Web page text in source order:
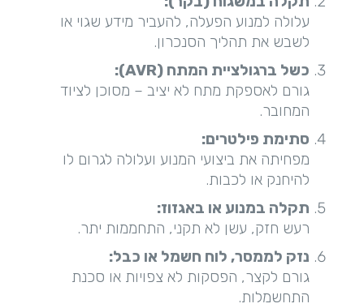
עלולה למנוע הפעלה, להעביר מידע שגוי או
לשבש את תהליך הסנכרון.
כשל ברגולציית המתח (AVR):
גורם לאספקת מתח לא יציב – מסוכן לציוד
המחובר.
סתימת פילטרים:
מפחיתה את ביצועי המנוע ועלולה לגרום לו
להיחנק או לכבות.
תקלה במנוע או באגזוז:
רעש חזק, עשן לא תקני, התחממות יתר.
נזק לממסר, לוח חשמל או כבל:
גורם לקצר, הפסקות לא צפויות או סכנת
התחשמלות.